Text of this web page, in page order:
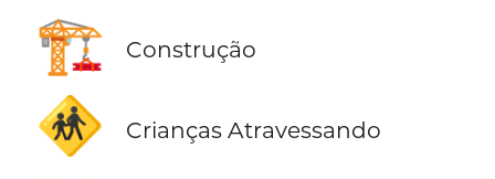
🏗️ Construção
🚸 Crianças Atravessando